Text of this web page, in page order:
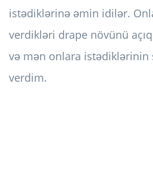
istədiklərinə əmin idilər.
verdikləri drape növünü
və mən onlara istədiklərinin
verdim.